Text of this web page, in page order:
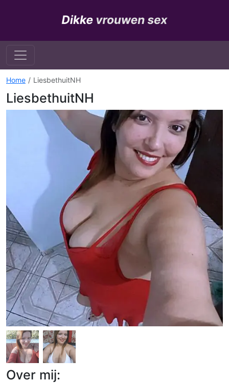
Home LiesbethuitNH
LiesbethuitNH
Over mij: